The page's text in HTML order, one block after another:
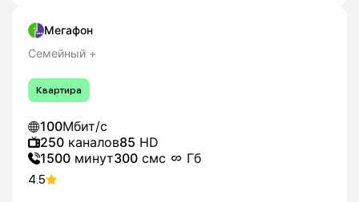
Мегафон
Семейный +
Квартира
100Мбит/с
250 каналов85 HD
1500 минут300 смс Гб
4.5